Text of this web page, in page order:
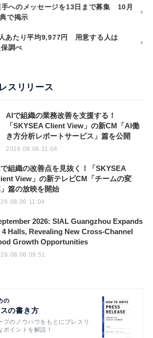
手へのメッセージを13日まで募集 10月
で掲示
あたり平均9,977円 用意する人は
調べ
スリリース
AIで組織の業務改善を支援する！
「SKYSEA Client View」の新CM「AI働
き方分析レポートサービス」篇を公開
2026.08.06 11:04
組織の改善点を見抜く！「SKYSEA
View」の新テレビCM「チームの変
篇の放映を開始
11:04
2026: SIAL Guangzhou Expands
4 Halls, Revealing New Cross-Channel
Growth Opportunities
09:51
の
の書き方
プのノウハウをもとにプレスリ
ポイントを解説！